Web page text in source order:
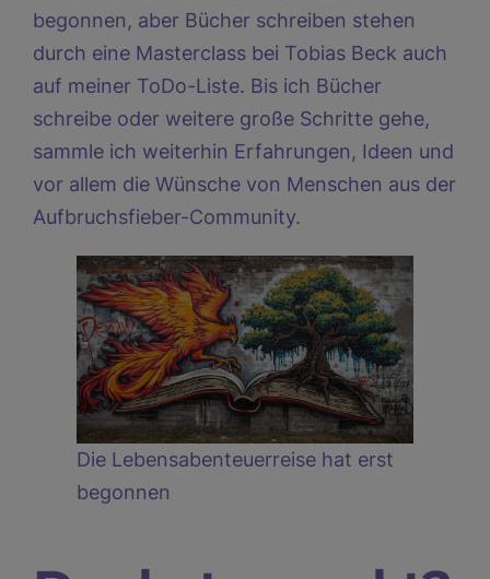
begonnen, aber Bücher schreiben stehen
durch eine Masterclass bei Tobias Beck auch
auf meiner ToDo-Liste. Bis ich Bücher
schreibe oder weitere große Schritte gehe,
sammle ich weiterhin Erfahrungen, Ideen und
vor allem die Wünsche von Menschen aus der
Aufbruchsfieber-Community.
Die Lebensabenteuerreise hat erst
begonnen